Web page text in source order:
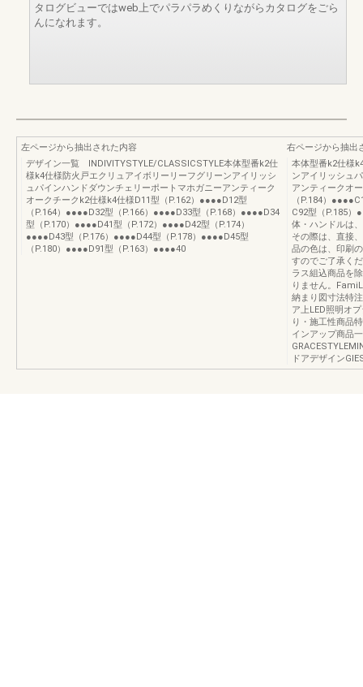
タログビューではweb上でパラパラめくりながらカタログをごら
んになれます。
左ページから抽出された内容
デザイン一覧 INDIVITYSTYLE/CLASSICSTYLE本体型番k2仕
様k4仕様防火戸エクリュアイボリーリーフグリーンアイリッシ
ュパインハンドダウンチェリーポートマホガニーアンティーク
オークチークk2仕様k4仕様D11型（P.162）●●●●D12型
（P.164）●●●●D32型（P.166）●●●●D33型（P.168）●●●●D34
型（P.170）●●●●D41型（P.172）●●●●D42型（P.174）
●●●●D43型（P.176）●●●●D44型（P.178）●●●●D45型
（P.180）●●●●D91型（P.163）●●●●40
右ページから抽出
本体型番k2仕様
ンアイリッシュ
アンティークオ
（P.184）
C92型（P.185）
体・ハンドルは
その際は、直接
品の色は、印刷
すのでご了承く
ラス組込商品を
りません。
納まり図寸法特
ア上LED照明オ
り・施工性商品
インアップ商品
ドアデザイン